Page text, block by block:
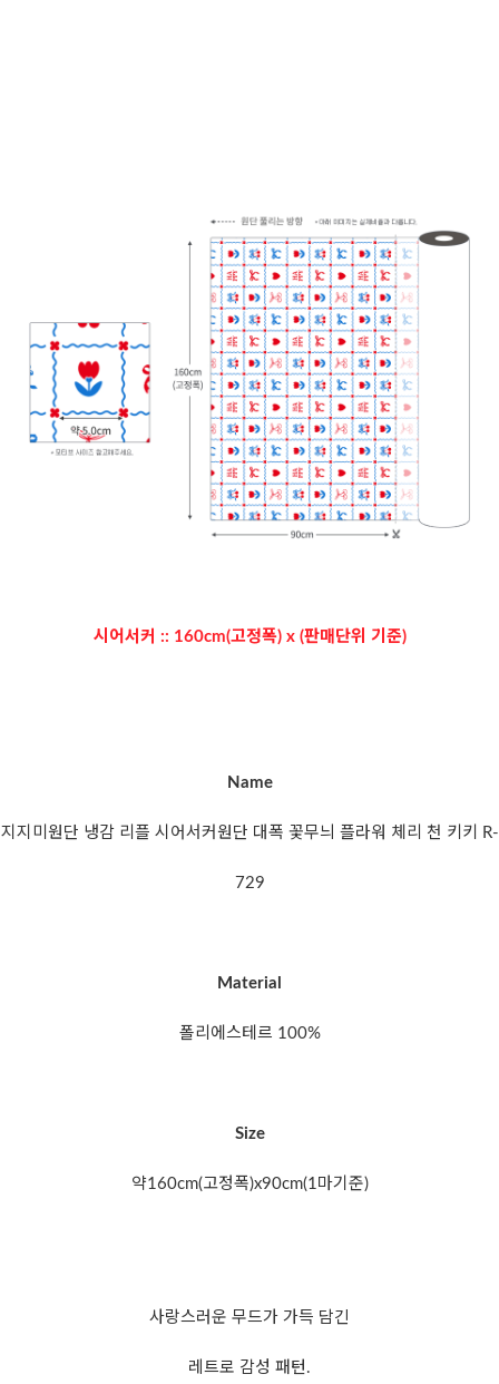
시어서커 :: 160cm(고정폭) x (판매단위 기준)
Name
지지미원단 냉감 리플 시어서커원단 대폭 꽃무늬 플라워 체리 천 키키 R-
729
Material
폴리에스테르 100%
Size
약160cm(고정폭)x90cm(1마기준)
사랑스러운 무드가 가득 담긴
레트로 감성 패턴.